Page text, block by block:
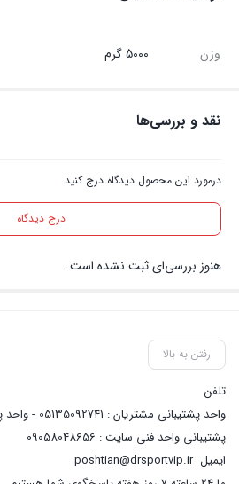
وزن 5000 گرم
نقد و بررسی‌ها
درمورد این محصول دیدگاه درج کنید.
درج دیدگاه
هنوز بررسی‌ای ثبت نشده است.
رفتن به بالا
تلفن
پشتیبانی واحد فنی سایت : 09058048656
ایمیلposhtian@drsportvip.ir